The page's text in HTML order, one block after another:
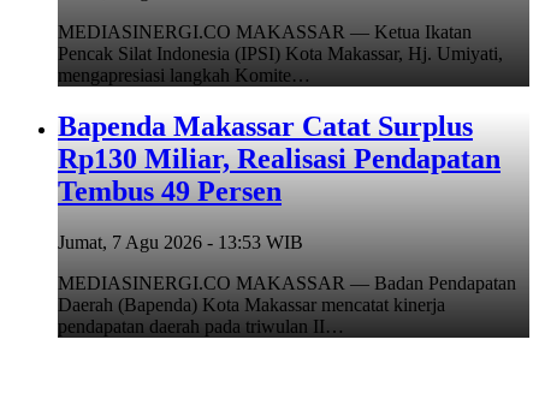
MEDIASINERGI.CO MAKASSAR — Ketua Ikatan
Pencak Silat Indonesia (IPSI) Kota Makassar, Hj. Umiyati,
mengapresiasi langkah Komite…
Bapenda Makassar Catat Surplus
Rp130 Miliar, Realisasi Pendapatan
Tembus 49 Persen
Jumat, 7 Agu 2026 - 13:53 WIB
MEDIASINERGI.CO MAKASSAR — Badan Pendapatan
Daerah (Bapenda) Kota Makassar mencatat kinerja
pendapatan daerah pada triwulan II…